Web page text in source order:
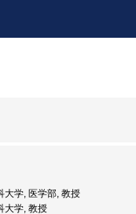
大学, 医学部, 教授
大学, 教授